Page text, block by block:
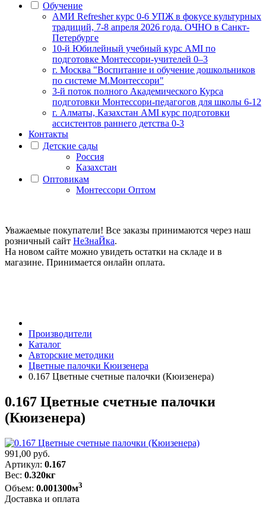
Обучение
АМИ Refresher курс 0-6 УПЖ в фокусе культурных
традиций, 7-8 апреля 2026 года. ОЧНО в Санкт-
Петербурге
10-й Юбилейный учебный курс AMI по
подготовке Монтессори-учителей 0–3
г. Москва "Воспитание и обучение дошкольников
по системе М.Монтессори"
3-й поток полного Академического Курса
подготовки Монтессори-педагогов для школы 6-12
г. Алматы, Казахстан AMI курс подготовки
ассистентов раннего детства 0-3
Контакты
Детские сады
Россия
Казахстан
Оптовикам
Монтессори Оптом
Уважаемые покупатели! Все заказы принимаются через наш
розничный сайт НеЗнаЙка.
На новом сайте можно увидеть остатки на складе и в
магазине. Принимается онлайн оплата.
Производители
Каталог
Авторские методики
Цветные палочки Кюизенера
0.167 Цветные счетные палочки (Кюизенера)
0.167 Цветные счетные палочки
(Кюизенера)
991,00 руб.
Артикул: 0.167
Вес: 0.320кг
Объем: 0.001300м3
Доставка и оплата